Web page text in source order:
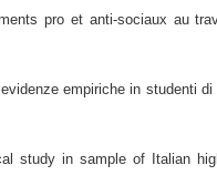
pro et anti-sociaux au
empiriche in studenti di
study in sample of Italian